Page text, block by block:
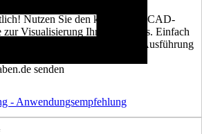
Nutzen Sie den kostenlosen CAD-
zur Visualisierung Ihres Projektes. Einfach
Bemassung und gewünschter Ausführung
05751 / 960442 oder E-Mail:
senden
- Anwendungsempfehlung